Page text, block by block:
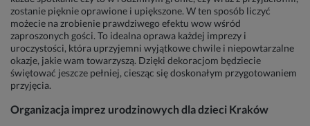
zostanie pięknie oprawione i upiększone. W ten sposób liczyć
możecie na zrobienie prawdziwego efektu wow wśród
zaproszonych gości. To idealna oprawa każdej imprezy i
uroczystości, która uprzyjemni wyjątkowe chwile i niepowtarzalne
okazje, jakie wam towarzyszą. Dzięki dekoracjom będziecie
świętować jeszcze pełniej, ciesząc się doskonałym przygotowaniem
przyjęcia.
Organizacja imprez urodzinowych dla dzieci Kraków